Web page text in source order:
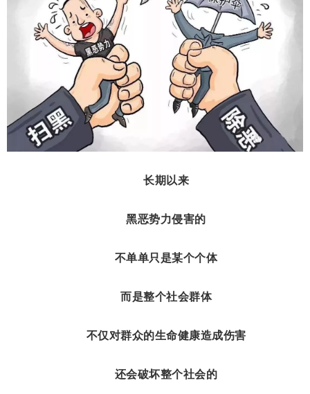
长期以来
黑恶势力侵害的
不单单只是某个个体
而是整个社会群体
不仅对群众的生命健康造成伤害
还会破坏整个社会的